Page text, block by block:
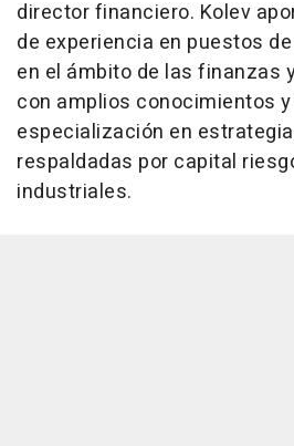
director financiero. Kolev
de experiencia en puestos
en el ámbito de las finanzas
con amplios conocimientos
especialización en
respaldadas por capital
industriales.